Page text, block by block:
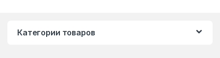
Категории товаров